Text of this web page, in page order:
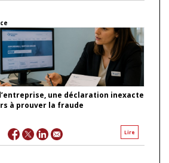
une déclaration inexacte
à prouver la fraude
Lire